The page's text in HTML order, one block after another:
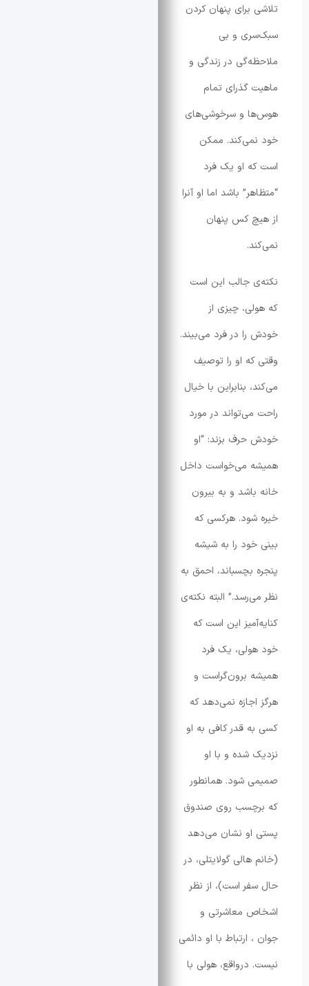
پنهان کردن
و بی
در زندگی و
گذرای تمام
و سرخوشی‌های
ممکن
او یک فرد
باشد اما او آنرا
کس پنهان
جالب این است
چیزی از
در فرد می‌بیند.
او را توصیف
بنابراین با خیال
در مورد
بزند: “او
می‌خواست داخل
و به بیرون
هرکسی که
را به شیشه
احمق به
البته نکته‌ی
این است که
یک فرد
برون‌گراست و
نمی‌دهد که
قدر کافی به او
شده و با او
شود. همانطور
روی صندوق
نشان می‌دهد
گولایتلی، در
است)، از نظر
معاشرتی و
با او دائمی
هولی با